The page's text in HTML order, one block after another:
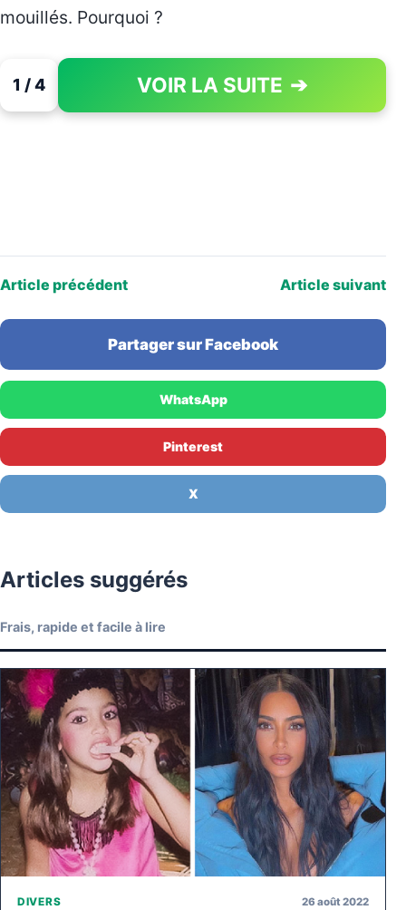
mouillés. Pourquoi ?
1 / 4 VOIR LA SUITE ➔
PAGE 1 OF 4
Article précédent Article suivant
Partager sur Facebook
WhatsApp
Pinterest
X
Articles suggérés
Frais, rapide et facile à lire
DIVERS 26 août 2022